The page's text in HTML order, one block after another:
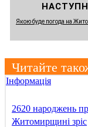
Якою буде погода на
Читайте
Інформація
2620 народжень
Житомирщині зріс